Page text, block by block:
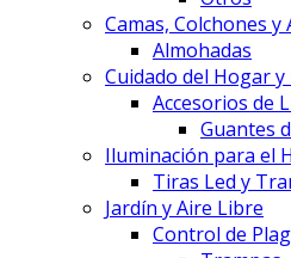
Camas, Colchones y
Almohadas
Cuidado del Hogar
Accesorios de
Guantes
Iluminación para el
Tiras Led y
Jardín y Aire Libre
Control de